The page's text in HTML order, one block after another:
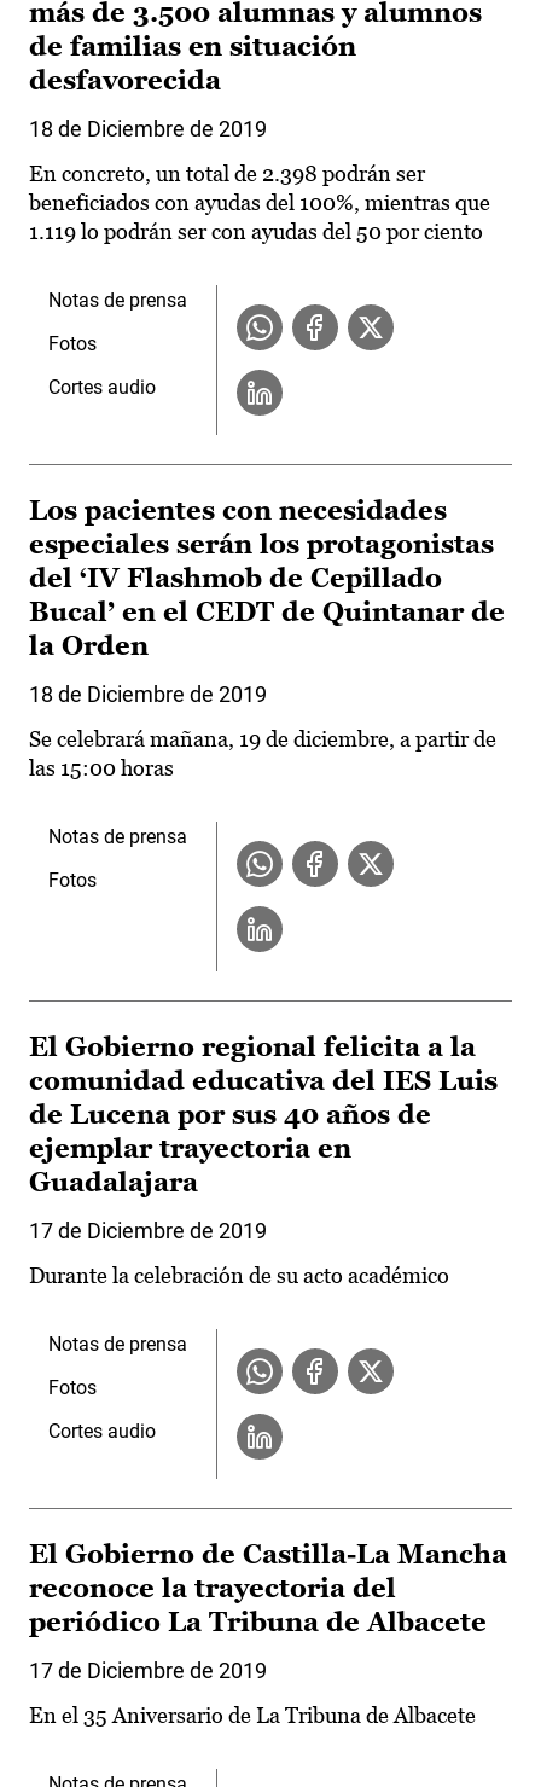
más de 3.500 alumnas y alumnos
de familias en situación
desfavorecida
18 de Diciembre de 2019
En concreto, un total de 2.398 podrán ser
beneficiados con ayudas del 100%, mientras que
1.119 lo podrán ser con ayudas del 50 por ciento
Notas de prensa
Fotos
Cortes audio
Los pacientes con necesidades
especiales serán los protagonistas
del ‘IV Flashmob de Cepillado
Bucal’ en el CEDT de Quintanar de
la Orden
18 de Diciembre de 2019
Se celebrará mañana, 19 de diciembre, a partir de
las 15:00 horas
Notas de prensa
Fotos
El Gobierno regional felicita a la
comunidad educativa del IES Luis
de Lucena por sus 40 años de
ejemplar trayectoria en
Guadalajara
17 de Diciembre de 2019
Durante la celebración de su acto académico
Notas de prensa
Fotos
Cortes audio
El Gobierno de Castilla-La Mancha
reconoce la trayectoria del
periódico La Tribuna de Albacete
17 de Diciembre de 2019
En el 35 Aniversario de La Tribuna de Albacete